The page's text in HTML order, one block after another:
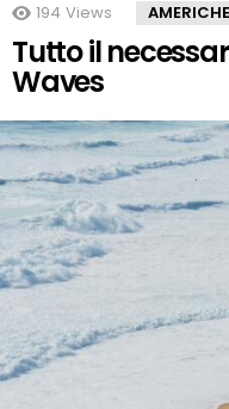
194 Views AMERICHE
Tutto il
Waves